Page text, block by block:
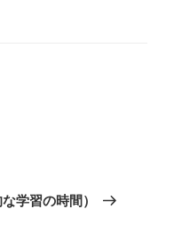
学習の時間）